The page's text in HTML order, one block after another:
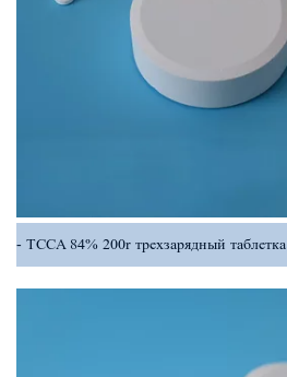
TCCA 84% 200r трехзарядный таблетка